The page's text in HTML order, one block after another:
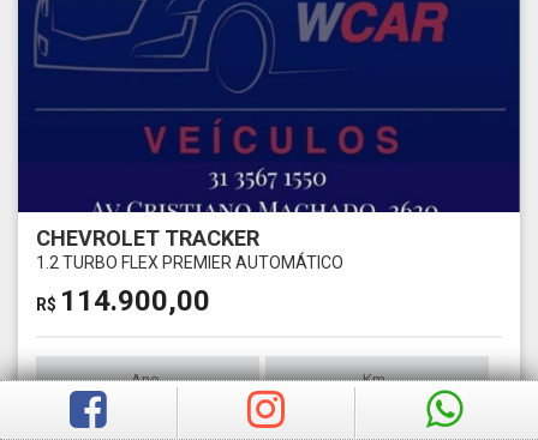
CHEVROLET TRACKER
1.2 TURBO FLEX PREMIER AUTOMÁTICO
R$ 114.900,00
Ano Km